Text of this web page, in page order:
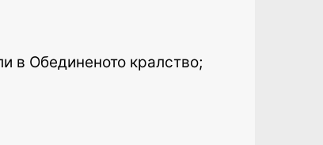
в Обединеното кралство;